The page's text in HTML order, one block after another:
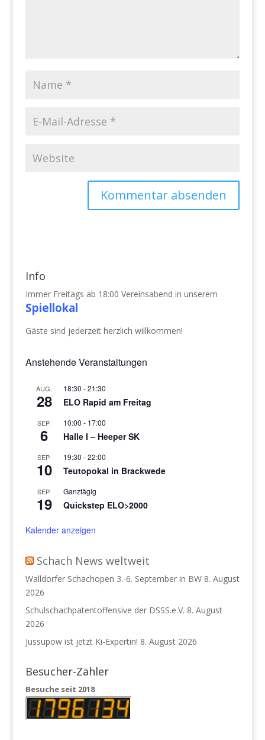
Info
Immer Freitags ab 18:00 Vereinsabend in unserem
Spiellokal
Gäste sind jederzeit herzlich willkommen!
Anstehende Veranstaltungen
AUG.
28
18:30 -21:30
ELO Rapid am Freitag
SEP.
6
10:00 - 17:00
Halle I – Heeper SK
SEP.
10
19:30 -22:00
Teutopokal in Brackwede
SEP.
19
Ganztägig
Quickstep ELO>2000
Kalender anzeigen
Schach News weltweit
Walldorfer Schachopen 3.-6. September in BW 8. August
2026
Schulschachpatentoffensive der DSSS.e.V. 8. August
2026
Jussupow ist jetzt Ki-Expertin! 8. August 2026
Besucher-Zähler
Besuche seit 2018